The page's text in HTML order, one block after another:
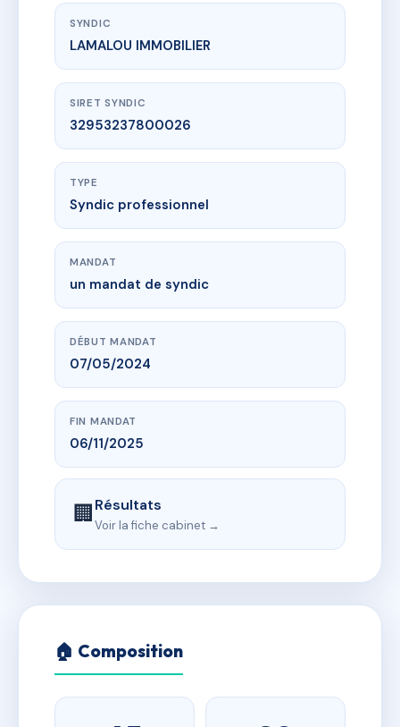
SYNDIC
LAMALOU IMMOBILIER
SIRET SYNDIC
32953237800026
TYPE
Syndic professionnel
MANDAT
un mandat de syndic
DÉBUT MANDAT
07/05/2024
FIN MANDAT
06/11/2025
🏢Résultats
Voir la fiche cabinet →
🏠 Composition